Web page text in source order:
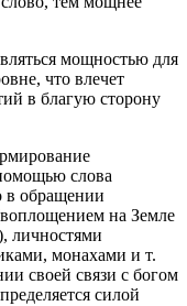
мощностью для
что влечет
в благую сторону
слова
в обращении
на Земле
личностями
монахами и т.
своей связи с богом
силой